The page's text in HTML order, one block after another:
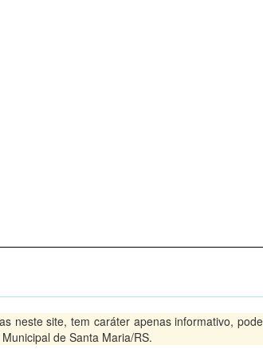
neste site, tem caráter apenas informativo,
de Santa Maria/RS.